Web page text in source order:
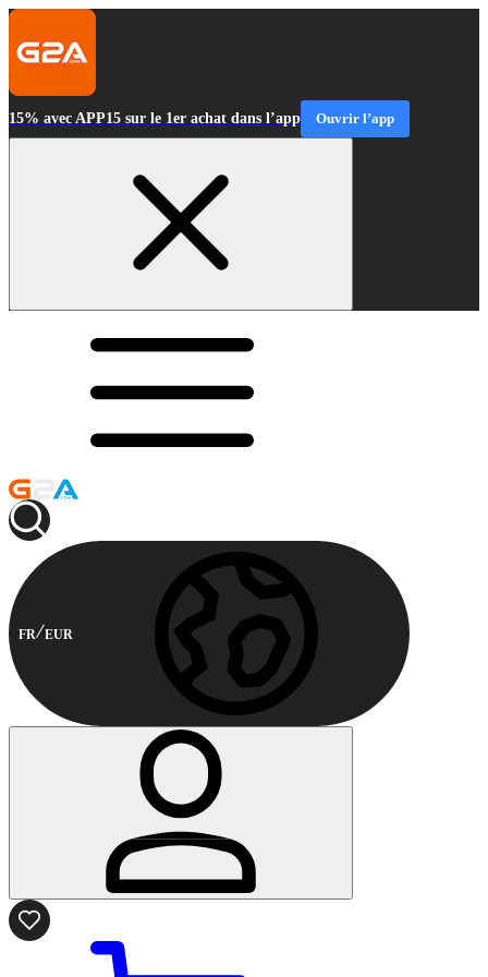
15% avec APP15 sur le 1er achat dans l’app Ouvrir l’app
FR EUR